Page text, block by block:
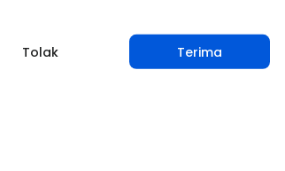
Tolak Terima